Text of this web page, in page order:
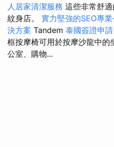
人居家清潔服務 這些非常舒
紋身店。 實力堅強的SEO專業
決方案 Tandem 泰國簽證申請
框按摩椅可用於按摩沙龍中
公室、購物...